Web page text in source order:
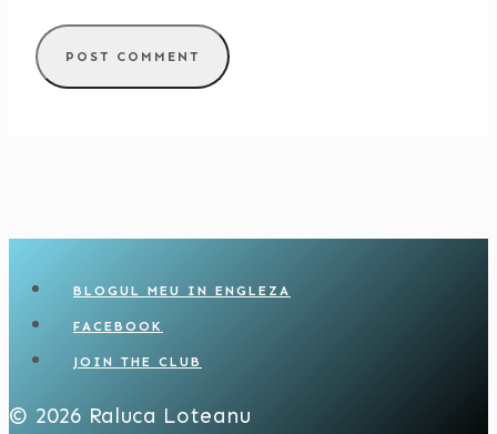
BLOGUL MEU IN ENGLEZA
FACEBOOK
JOIN THE CLUB
© 2026 Raluca Loteanu